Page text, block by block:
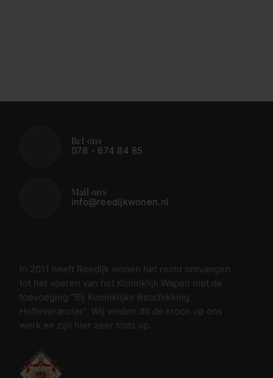
Bel ons
078 - 674 84 85
Mail ons
info@reedijkwonen.nl
In 2011 heeft Reedijk wonen het recht ontvangen
tot het voeren van het Koninklijk Wapen met de
toevoeging “Bij Koninklijke Beschikking
Hofleverancier”. Wij vinden dit de kroon op ons
werk en zijn hier zeer trots op.